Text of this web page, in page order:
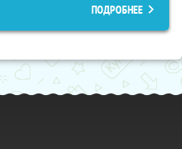
ПОДРОБНЕЕ